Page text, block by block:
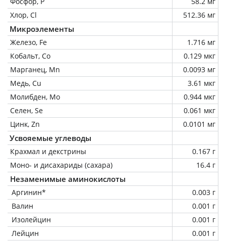
Хлор, Cl
512.36 мг
Микроэлементы
Железо, Fe
1.716 мг
Кобальт, Co
0.129 мкг
Марганец, Mn
0.0093 мг
Медь, Cu
3.61 мкг
Молибден, Mo
0.944 мкг
Селен, Se
0.061 мкг
Цинк, Zn
0.0101 мг
Усвояемые углеводы
Крахмал и декстрины
0.167 г
Моно- и дисахариды (сахара)
16.4 г
Незаменимые аминокислоты
Аргинин*
0.003 г
Валин
0.001 г
Изолейцин
0.001 г
Лейцин
0.001 г